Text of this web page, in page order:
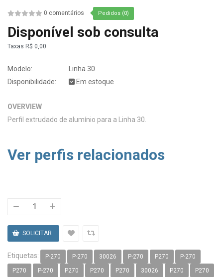
0 comentários Pedidos (0)
Disponível sob consulta
Taxas R$ 0,00
Modelo:
Linha 30
Disponibilidade:
Em estoque
OVERVIEW
Perfil extrudado de alumínio para a Linha 30.
Ver perfis relacionados
Etiquetas: P-270 P-270 30026 P-270 P270 P-270
P270 P-270 P270 P270 P270 30026 P270 P270